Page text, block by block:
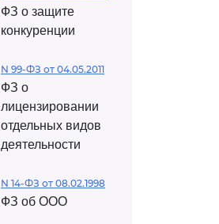
ФЗ о защите
конкуренции
N 99-ФЗ от 04.05.2011
ФЗ о
лицензировании
отдельных видов
деятельности
N 14-ФЗ от 08.02.1998
ФЗ об ООО